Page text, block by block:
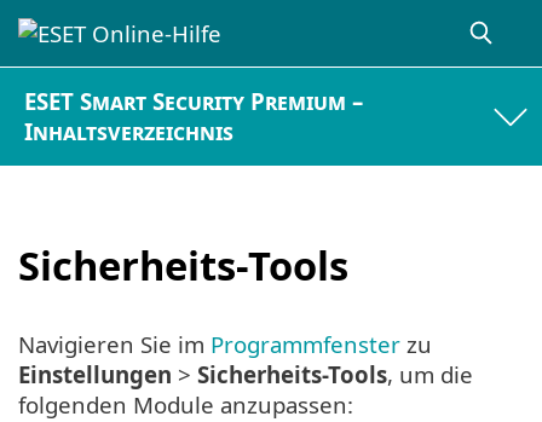
ESET Smart Security Premium –
Inhaltsverzeichnis
Sicherheits-Tools
Navigieren Sie im Programmfenster zu
Einstellungen > Sicherheits-Tools, um die
folgenden Module anzupassen: